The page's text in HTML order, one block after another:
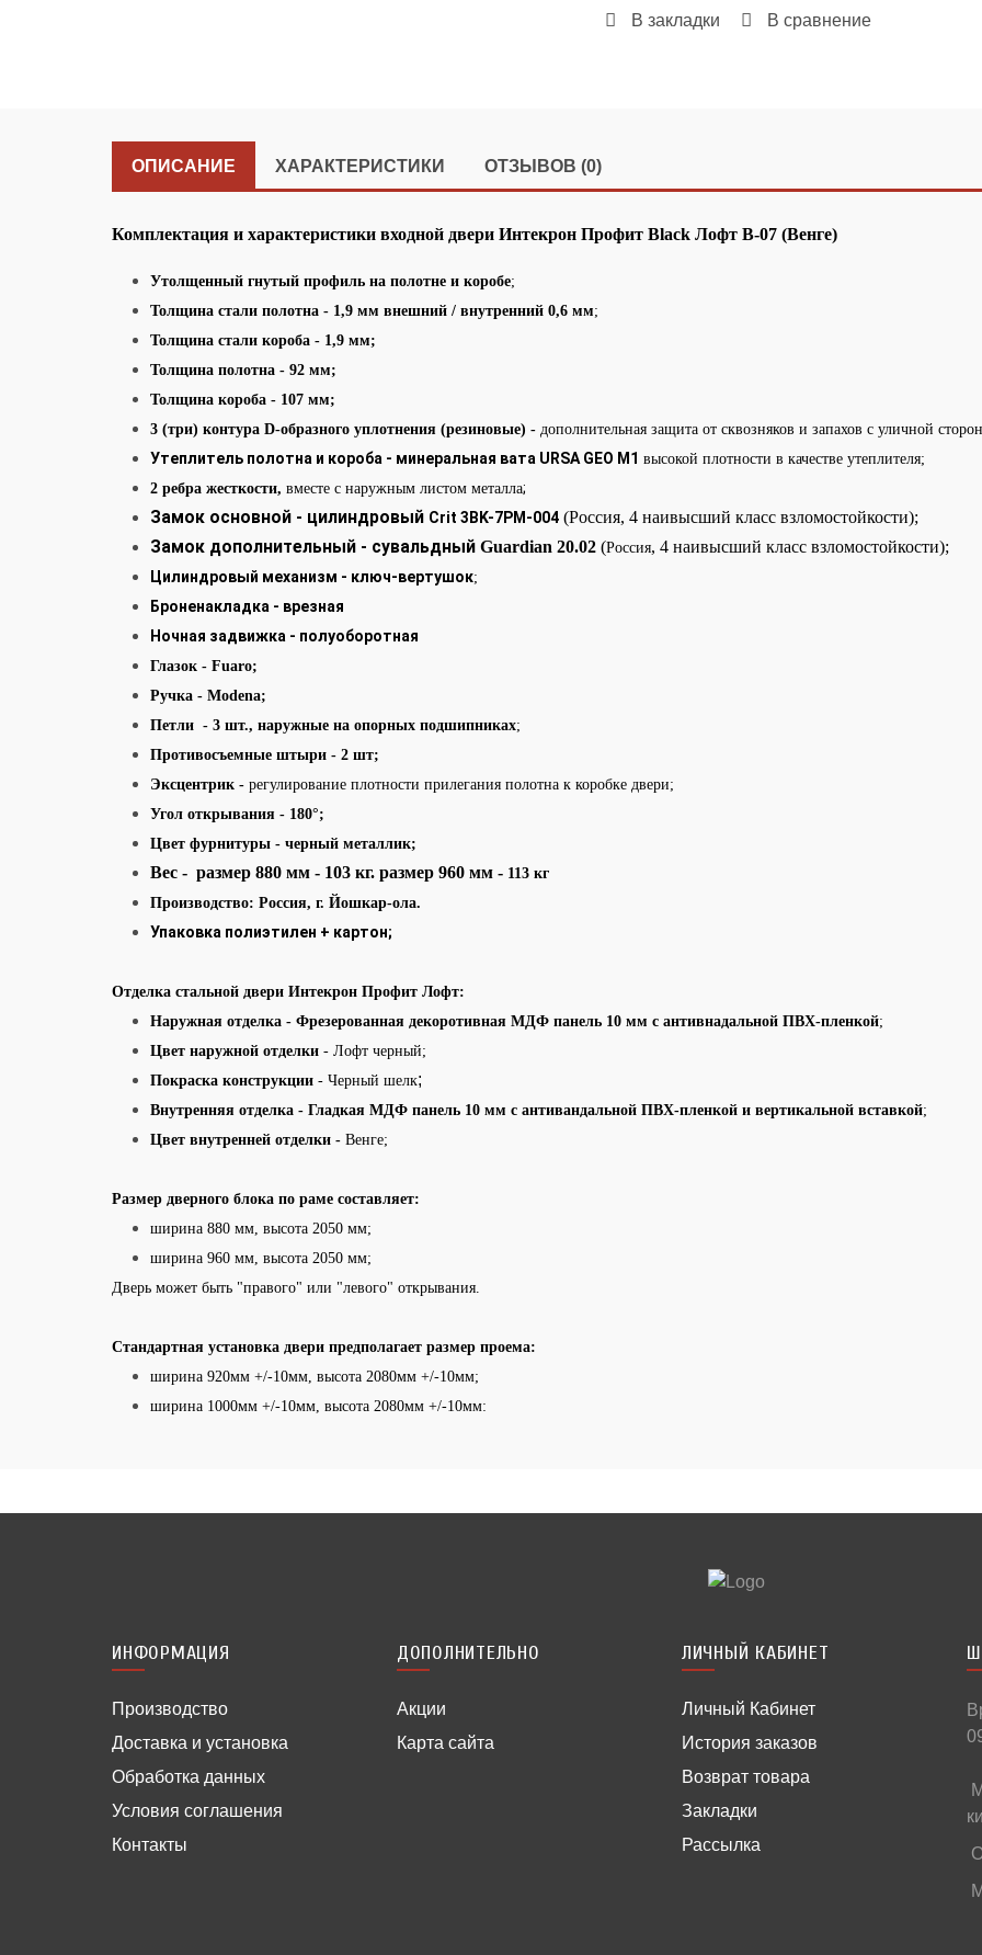
В закладки В сравнение
ОПИСАНИЕ ХАРАКТЕРИСТИКИ ОТЗЫВОВ (0)
Комплектация и характеристики входной двери Интекрон Профит Black Лофт В-07 (Венге)
Утолщенный гнутый профиль на полотне и коробе;
Толщина стали полотна - 1,9 мм внешний / внутренний 0,6 мм;
Толщина стали короба - 1,9 мм;
Толщина полотна - 92 мм;
Толщина короба - 107 мм;
3 (три) контура D-образного уплотнения (резиновые) - дополнительная защита от сквозняков и запахов с уличной
Утеплитель полотна и короба - минеральная вата URSA GEO М1 высокой плотности в качестве утеплителя;
2 ребра жесткости, вместе с наружным листом металла;
Замок основной - цилиндровый Crit 3BK-7PM-004 (Россия, 4 наивысший класс взломостойкости);
Замок дополнительный - сувальдный Guardian 20.02 (Россия, 4 наивысший класс взломостойкости);
Цилиндровый механизм - ключ-вертушок;
Броненакладка - врезная
Ночная задвижка - полуоборотная
Глазок - Fuaro;
Ручка - Modena;
Петли - 3 шт., наружные на опорных подшипниках;
Противосъемные штыри - 2 шт;
Эксцентрик - регулирование плотности прилегания полотна к коробке двери;
Угол открывания - 180°;
Цвет фурнитуры - черный металлик;
Вес - размер 880 мм - 103 кг. размер 960 мм - 113 кг
Производство: Россия, г. Йошкар-ола.
Упаковка полиэтилен + картон;
Отделка стальной двери Интекрон Профит Лофт:
Наружная отделка - Фрезерованная декоротивная МДФ панель 10 мм с антивнадальной ПВХ-пленкой;
Цвет наружной отделки - Лофт черный;
Покраска конструкции - Черный шелк;
Внутренняя отделка - Гладкая МДФ панель 10 мм с антивандальной ПВХ-пленкой и вертикальной вставкой;
Цвет внутренней отделки - Венге;
Размер дверного блока по раме составляет:
ширина 880 мм, высота 2050 мм;
ширина 960 мм, высота 2050 мм;
Дверь может быть "правого" или "левого" открывания.
Стандартная установка двери предполагает размер проема:
ширина 920мм +/-10мм, высота 2080мм +/-10мм;
ширина 1000мм +/-10мм, высота 2080мм +/-10мм:
ИНФОРМАЦИЯ
Производство
Доставка и установка
Обработка данных
Условия соглашения
Контакты
ДОПОЛНИТЕЛЬНО
Акции
Карта сайта
ЛИЧНЫЙ КАБИНЕТ
Личный Кабинет
История заказов
Возврат товара
Закладки
Рассылка